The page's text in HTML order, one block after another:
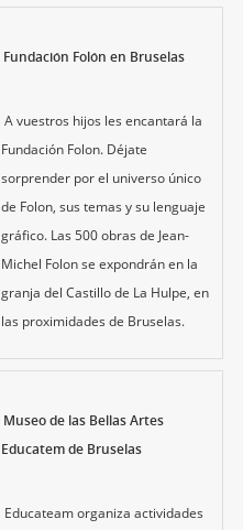
Fundación Folón en Bruselas
A vuestros hijos les encantará la
Fundación Folon. Déjate
sorprender por el universo único
de Folon, sus temas y su lenguaje
gráfico. Las 500 obras de Jean-
Michel Folon se expondrán en la
granja del Castillo de La Hulpe, en
las proximidades de Bruselas.
Museo de las Bellas Artes
Educatem de Bruselas
Educateam organiza actividades